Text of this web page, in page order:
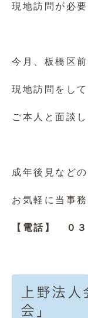
現地訪問が必
今月、板橋区
現地訪問をして
ご本人と面談し
成年後見など
お気軽に当事
【電話】 ０
上野法
会」